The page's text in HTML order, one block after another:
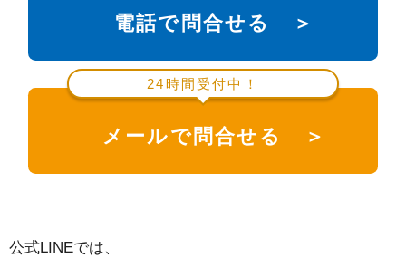
電話で問合せる ＞
24時間受付中！
メールで問合せる ＞
公式LINEでは、